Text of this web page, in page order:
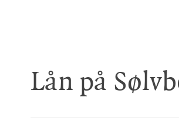
Lån på